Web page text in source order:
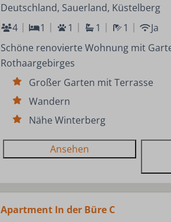
Deutschland, Sauerland, Küstelberg
4
1 1 1 1
Ja
Schöne renovierte Wohnung mit
Rothaargebirges
Großer Garten mit Terrasse
Wandern
Nähe Winterberg
Ansehen
Apartment In der Büre C